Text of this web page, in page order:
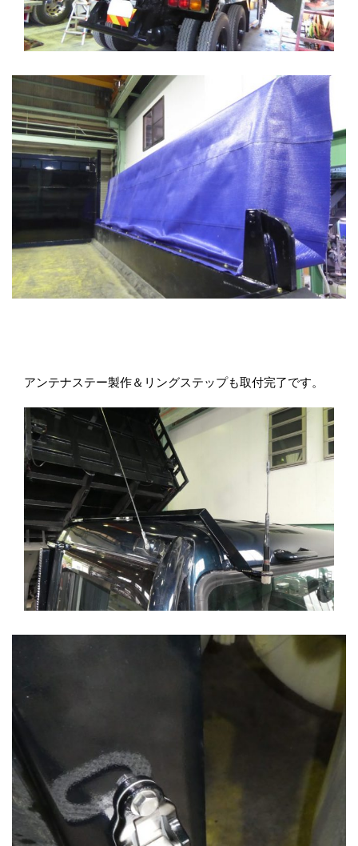
アンテナステー製作＆リングステップも取付完了です。